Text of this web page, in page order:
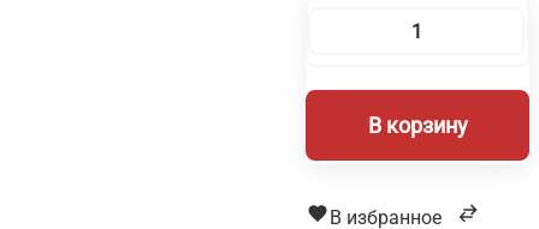
Бактерицидный
рециркулятор
А-30
В корзину
В избранное